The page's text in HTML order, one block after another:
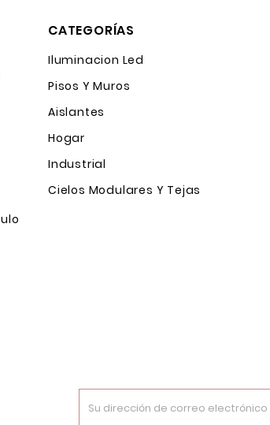
CATEGORÍAS
Iluminacion Led
Pisos Y Muros
Aislantes
Hogar
Industrial
Cielos Modulares Y Tejas